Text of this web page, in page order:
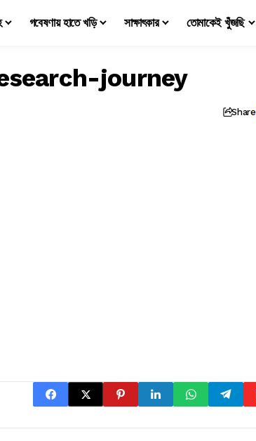
গবেষণায় হাতে খড়ি সাক্ষাৎকার তোমাকেই খুঁজছি
journey
Share